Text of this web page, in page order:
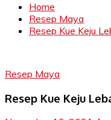
Home
Resep Maya
Resep Kue Keju
Resep Maya
Resep Kue Keju